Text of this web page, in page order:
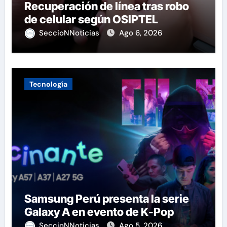
Recuperación de línea tras robo
de celular según OSIPTEL
SeccioNNoticias Ago 6, 2026
Tecnología
Samsung Perú presenta la serie
Galaxy A en evento de K-Pop